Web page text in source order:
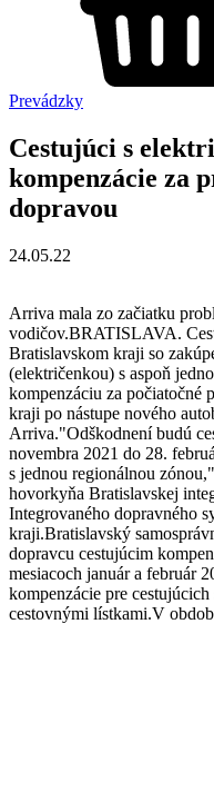
Prevádzky
Cestujúci s
kompenzácie za
dopravou
24.05.22
Arriva mala zo začiatku
vodičov.BRATISLAVA.
Bratislavskom kraji so
(električenkou) s aspoň
kompenzáciu za počiatočné
kraji po nástupe nového
Arriva."Odškodnení budú
novembra 2021 do 28.
s jednou regionálnou
hovorkyňa Bratislavskej
Integrovaného dopravného
kraji.Bratislavský
dopravcu cestujúcim
mesiacoch január a február
kompenzácie pre
cestovnými lístkami.V